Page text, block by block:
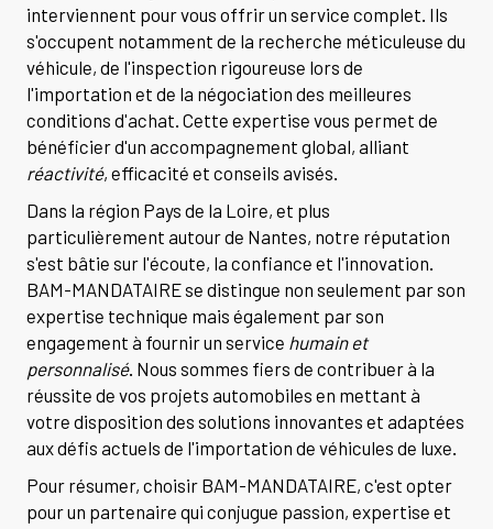
interviennent pour vous offrir un service complet. Ils
s'occupent notamment de la recherche méticuleuse du
véhicule, de l'inspection rigoureuse lors de
l'importation et de la négociation des meilleures
conditions d'achat. Cette expertise vous permet de
bénéficier d'un accompagnement global, alliant
réactivité, efficacité et conseils avisés.
Dans la région Pays de la Loire, et plus
particulièrement autour de Nantes, notre réputation
s'est bâtie sur l'écoute, la confiance et l'innovation.
BAM-MANDATAIRE se distingue non seulement par son
expertise technique mais également par son
engagement à fournir un service humain et
personnalisé. Nous sommes fiers de contribuer à la
réussite de vos projets automobiles en mettant à
votre disposition des solutions innovantes et adaptées
aux défis actuels de l'importation de véhicules de luxe.
Pour résumer, choisir BAM-MANDATAIRE, c'est opter
pour un partenaire qui conjugue passion, expertise et